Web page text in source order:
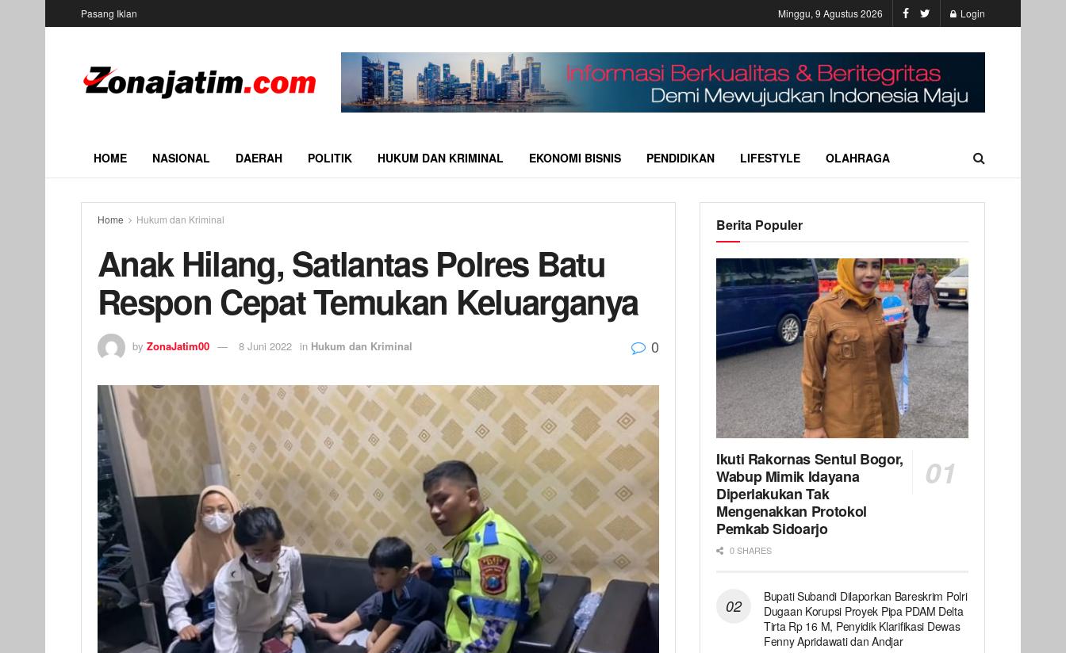
Pasang Iklan Minggu, 9 Agustus 2026 Login
HOME NASIONAL DAERAH POLITIK HUKUM DAN KRIMINAL EKONOMI BISNIS PENDIDIKAN LIFESTYLE OLAHRAGA
Home Hukum dan Kriminal
Anak Hilang, Satlantas Polres Batu
Respon Cepat Temukan Keluarganya
by ZonaJatim00 8 Juni 2022 in Hukum dan Kriminal 0
Berita Populer
Ikuti Rakornas Sentul Bogor,
Wabup Mimik Idayana
Diperlakukan Tak
Mengenakkan Protokol
Pemkab Sidoarjo
0 SHARES
Bupati Subandi Dilaporkan Bareskrim Polri
Dugaan Korupsi Proyek Pipa PDAM Delta
Tirta Rp 16 M, Penyidik Klarifikasi Dewas
Fenny Apridawati dan Andjar